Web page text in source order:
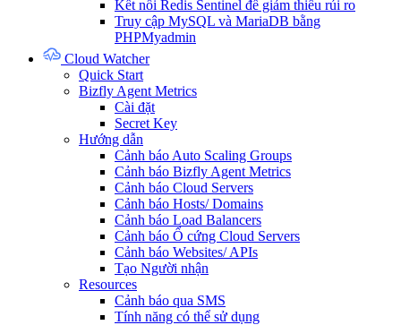
Kết nối Redis Sentinel để giảm thiểu rủi ro
Truy cập MySQL và MariaDB bằng
PHPMyadmin
Cloud Watcher
Quick Start
Bizfly Agent Metrics
Cài đặt
Secret Key
Hướng dẫn
Cảnh báo Auto Scaling Groups
Cảnh báo Bizfly Agent Metrics
Cảnh báo Cloud Servers
Cảnh báo Hosts/ Domains
Cảnh báo Load Balancers
Cảnh báo Ổ cứng Cloud Servers
Cảnh báo Websites/ APIs
Tạo Người nhận
Resources
Cảnh báo qua SMS
Tính năng có thể sử dụng